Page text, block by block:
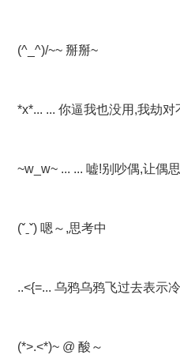
(^_^)/~~ 掰掰~
*x*... ... 你逼我也没用,我劫对
~w_w~ ... ... 嘘!别吵偶,让偶
(ˇˍˇ) 嗯～,思考中
..<{=... 乌鸦乌鸦飞过去表示
(*>.<*)~ @ 酸～